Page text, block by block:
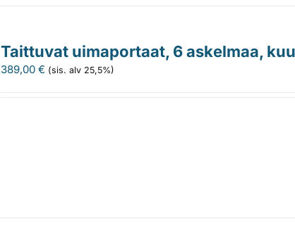
Taittuvat uimaportaat, 6 askelmaa,
389,00€ (sis. alv 25,5%)